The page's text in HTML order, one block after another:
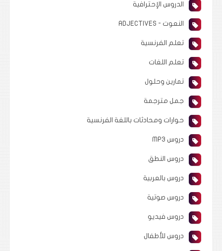
الدروس الإحترافية
النعوت - ADJECTIVES
تعلم الفرنسية
تعلم اللغات
تمارين وحلول
جمل مترجمة
حوارات ومحادثات باللغة الفرنسية
دروس MP3
دروس النطق
دروس بالعربية
دروس صوتية
دروس فيديو
دروس للأطفال